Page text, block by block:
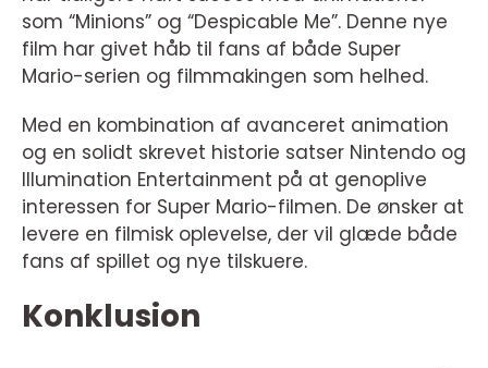
som “Minions” og “Despicable Me”. Denne nye
film har givet håb til fans af både Super
Mario-serien og filmmakingen som helhed.
Med en kombination af avanceret animation
og en solidt skrevet historie satser Nintendo og
Illumination Entertainment på at genoplive
interessen for Super Mario-filmen. De ønsker at
levere en filmisk oplevelse, der vil glæde både
fans af spillet og nye tilskuere.
Konklusion